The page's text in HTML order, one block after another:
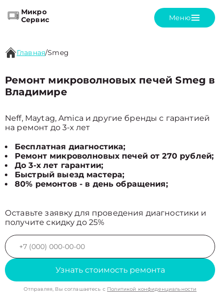
Микро
Сервис
Меню
Главная/Smeg
Ремонт микроволновых печей Smeg в
Владимире
Neff, Maytag, Amica и другие бренды с гарантией
на ремонт до 3-х лет
Бесплатная диагностика;
Ремонт микроволновых печей от 270 рублей;
До 3-х лет гарантии;
Быстрый выезд мастера;
80% ремонтов - в день обращения;
Оставьте заявку для проведения диагностики и
получите скидку до 25%
Узнать стоимость ремонта
Отправляя, Вы соглашаетесь с Политикой конфиденциальности